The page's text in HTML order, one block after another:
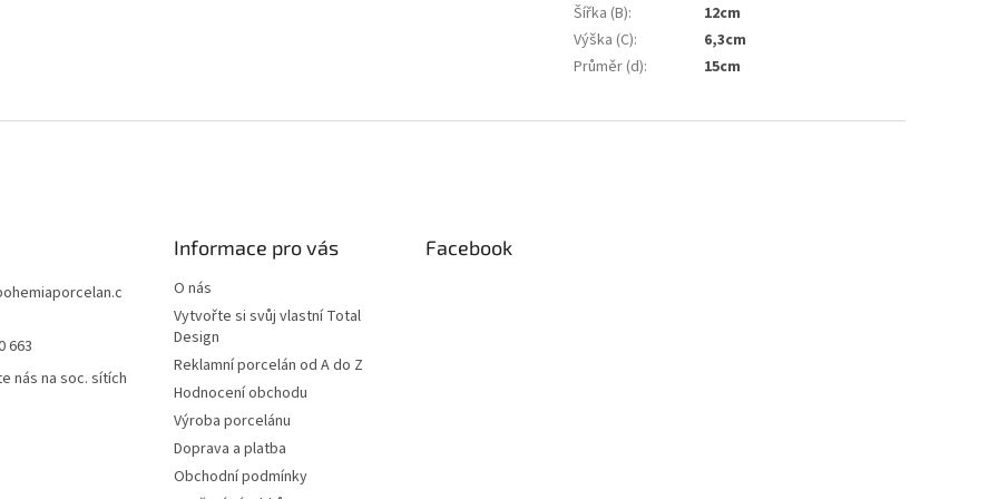
Šířka (B):
12cm
Výška (C):
6,3cm
Průměr (d): 15cm
663
nás na soc. sítích
Informace pro vás
O nás
Vytvořte si svůj vlastní Total
Design
Reklamní porcelán od A do Z
Hodnocení obchodu
Výroba porcelánu
Doprava a platba
Obchodní podmínky
Facebook